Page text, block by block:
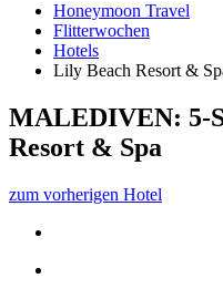
Honeymoon Travel
Flitterwochen
Hotels
Lily Beach Resort &
MALEDIVEN: 5-
Resort & Spa
zum vorherigen Hotel